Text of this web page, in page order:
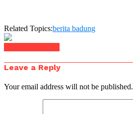
Related Topics:berita badung
Leave a Reply
Your email address will not be published.